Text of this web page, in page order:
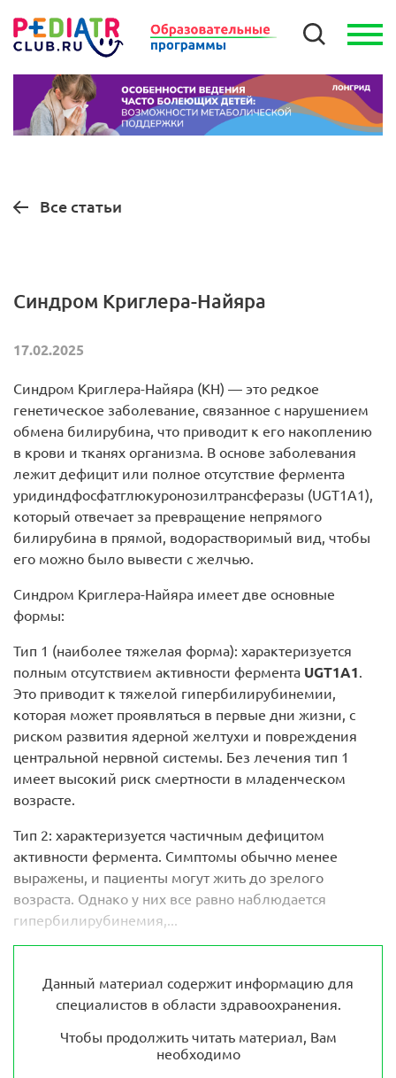
Все статьи
Синдром Криглера-Найяра
17.02.2025
Синдром Криглера-Найяра (КН) — это редкое
генетическое заболевание, связанное с нарушением
обмена билирубина, что приводит к его накоплению
в крови и тканях организма. В основе заболевания
лежит дефицит или полное отсутствие фермента
уридиндфосфатглюкуронозилтрансферазы (UGT1A1),
который отвечает за превращение непрямого
билирубина в прямой, водорастворимый вид, чтобы
его можно было вывести с желчью.
Синдром Криглера-Найяра имеет две основные
формы:
Тип 1 (наиболее тяжелая форма): характеризуется
полным отсутствием активности фермента UGT1A1.
Это приводит к тяжелой гипербилирубинемии,
которая может проявляться в первые дни жизни, с
риском развития ядерной желтухи и повреждения
центральной нервной системы. Без лечения тип 1
имеет высокий риск смертности в младенческом
возрасте.
Тип 2: характеризуется частичным дефицитом
активности фермента. Симптомы обычно менее
выражены, и пациенты могут жить до зрелого
возраста. Однако у них все равно наблюдается
гипербилирубинемия,...
Данный материал содержит информацию для
специалистов в области здравоохранения.
Чтобы продолжить читать материал, Вам
необходимо